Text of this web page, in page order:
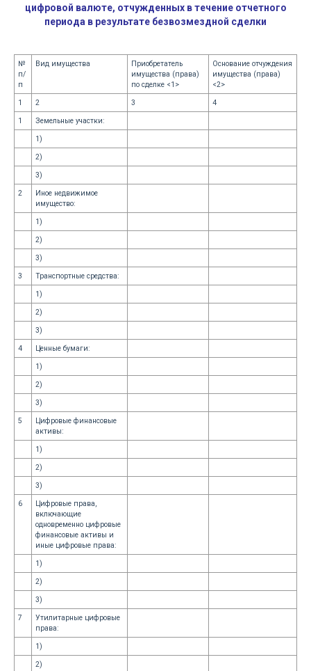
цифровой валюте, отчужденных в течение отчетного
периода в результате безвозмездной сделки
№
п/
п
Вид имущества
Приобретатель
имущества (права)
по сделке <1>
Основание отчуждения
имущества (права)
<2>
1
2 3
4
1
Земельные участки:
1)
2)
3)
2
Иное недвижимое
имущество:
1)
2)
3)
3
Транспортные средства:
1)
2)
3)
4
Ценные бумаги:
1)
2)
3)
5
Цифровые финансовые
активы:
1)
2)
3)
6
Цифровые права,
включающие
одновременно цифровые
финансовые активы и
иные цифровые права:
1)
2)
3)
7
Утилитарные цифровые
права:
1)
2)